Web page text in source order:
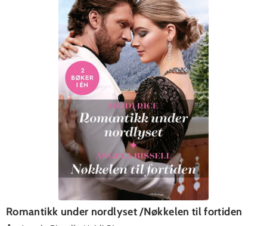
Romantikk under nordlyset /Nøkkelen til fortiden